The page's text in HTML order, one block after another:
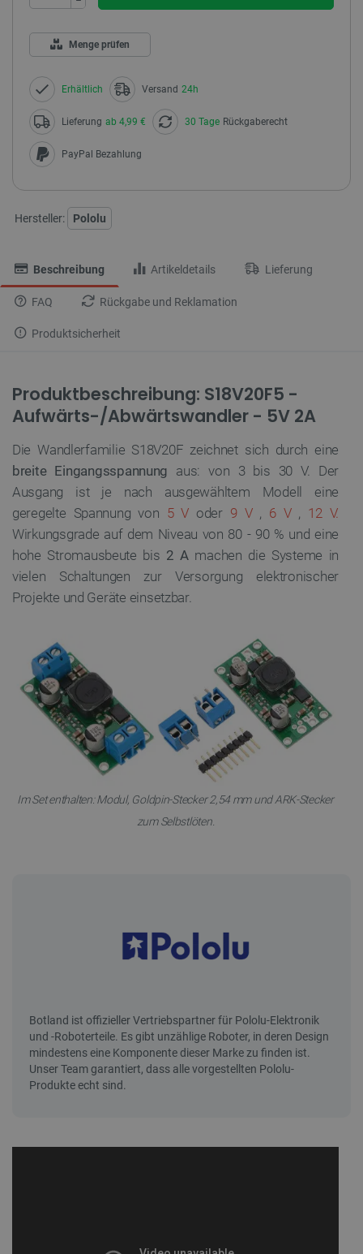
Menge prüfen
Erhältlich Versand 24h
Lieferung ab 4,99 € 30 Tage Rückgaberecht
PayPal Bezahlung
Hersteller: Pololu
Beschreibung Artikeldetails Lieferung
FAQ Rückgabe und Reklamation
Produktsicherheit
Produktbeschreibung: S18V20F5 -
Aufwärts-/Abwärtswandler - 5V 2A
Die Wandlerfamilie S18V20F zeichnet sich durch eine
breite Eingangsspannung aus: von 3 bis 30 V. Der
Ausgang ist je nach ausgewähltem Modell eine
geregelte Spannung von 5 Voder 9 V, 6 V, 12 V.
Wirkungsgrade auf dem Niveau von 80 - 90 % und eine
hohe Stromausbeute bis 2 Amachen die Systeme in
vielen Schaltungen zur Versorgung elektronischer
Projekte und Geräte einsetzbar.
Im Set enthalten: Modul, Goldpin-Stecker 2,54 mm und ARK-Stecker
zum Selbstlöten.